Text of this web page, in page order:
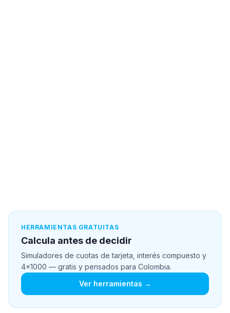
HERRAMIENTAS GRATUITAS
Calcula antes de decidir
Simuladores de cuotas de tarjeta, interés compuesto y
4x1000 — gratis y pensados para Colombia.
Ver herramientas →